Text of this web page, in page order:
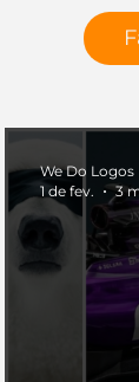
We Do Logos
1 de fev.
3